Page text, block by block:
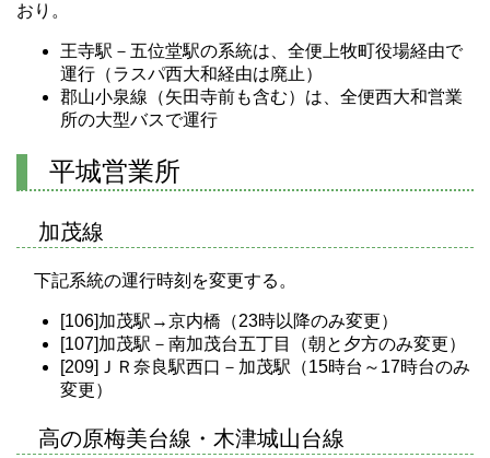
おり。
王寺駅－五位堂駅の系統は、全便上牧町役場経由で
運行（ラスパ西大和経由は廃止）
郡山小泉線（矢田寺前も含む）は、全便西大和営業
所の大型バスで運行
平城営業所
加茂線
下記系統の運行時刻を変更する。
[106]加茂駅→京内橋（23時以降のみ変更）
[107]加茂駅－南加茂台五丁目（朝と夕方のみ変更）
[209]ＪＲ奈良駅西口－加茂駅（15時台～17時台のみ
変更）
高の原梅美台線・木津城山台線